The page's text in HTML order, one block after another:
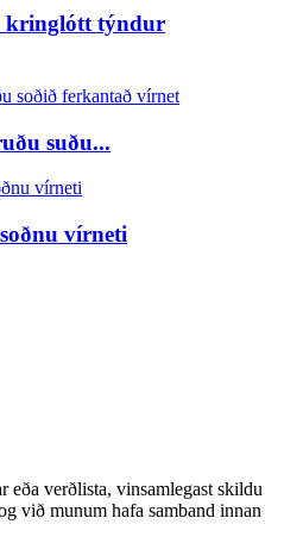
kringlótt týndur
suðu...
vírneti
verðlista, vinsamlegast skildu
við munum hafa samband innan